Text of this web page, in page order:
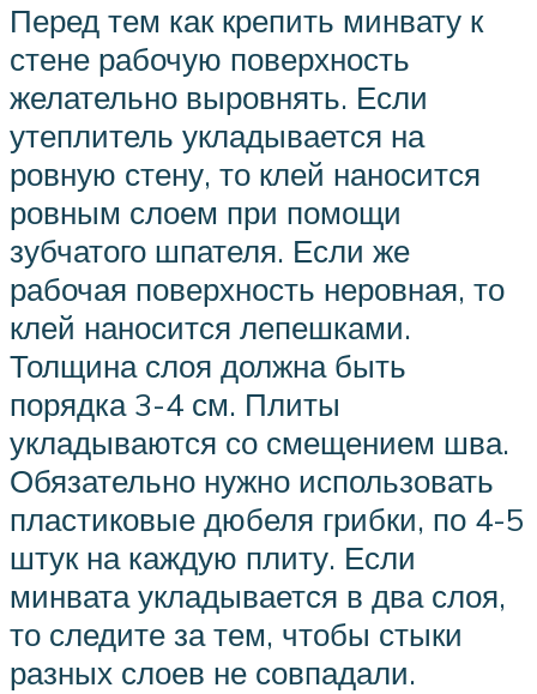
Перед тем как крепить минвату к
стене рабочую поверхность
желательно выровнять. Если
утеплитель укладывается на
ровную стену, то клей наносится
ровным слоем при помощи
зубчатого шпателя. Если же
рабочая поверхность неровная, то
клей наносится лепешками.
Толщина слоя должна быть
порядка 3-4 см. Плиты
укладываются со смещением шва.
Обязательно нужно использовать
пластиковые дюбеля грибки, по 4-5
штук на каждую плиту. Если
минвата укладывается в два слоя,
то следите за тем, чтобы стыки
разных слоев не совпадали.